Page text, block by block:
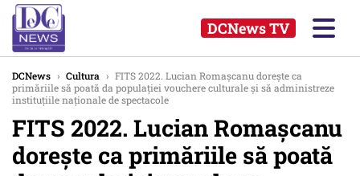
DCNews TV
DCNews › Cultura › FITS 2022. Lucian Romașcanu dorește ca
primăriile să poată da populației vouchere culturale și să administreze
instituțiile naționale de spectacole
FITS 2022. Lucian Romașcanu
dorește ca primăriile să poată